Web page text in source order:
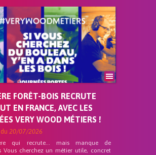
FORÊT-BOIS RECRUTE
EN FRANCE, AVEC LES
VERY WOOD MÉTIERS !
20/07/2026
qui recrute… mais manque de
Vous cherchez un métier utile, concret